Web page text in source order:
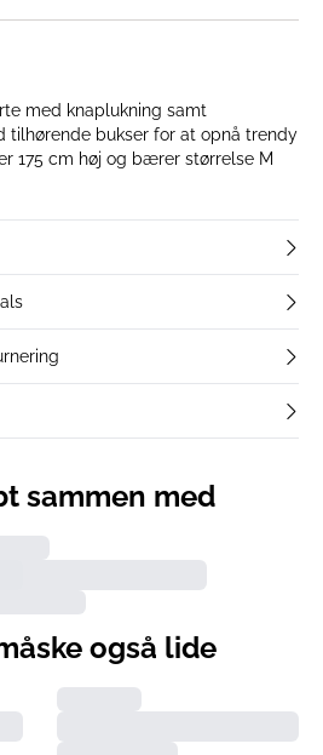
med knaplukning samt
tilhørende bukser for at opnå trendy
Modellen er 175 cm høj og bærer størrelse M
sammen med
også lide